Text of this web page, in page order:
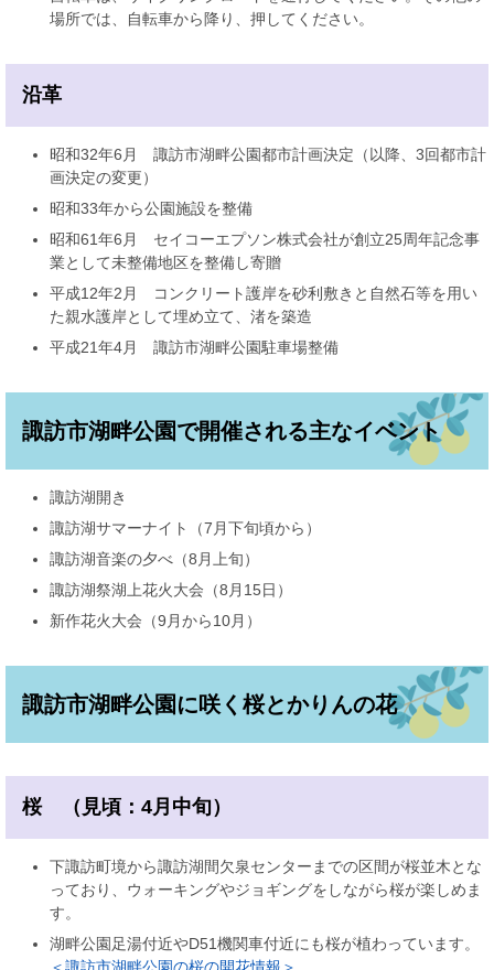
場所では、自転車から降り、押してください。
沿革
昭和32年6月 諏訪市湖畔公園都市計画決定（以降、3回都市計
画決定の変更）
昭和33年から公園施設を整備
昭和61年6月 セイコーエプソン株式会社が創立25周年記念事
業として未整備地区を整備し寄贈
平成12年2月 コンクリート護岸を砂利敷きと自然石等を用い
た親水護岸として埋め立て、渚を築造
平成21年4月 諏訪市湖畔公園駐車場整備
諏訪市湖畔公園で開催される主なイベント
諏訪湖開き
諏訪湖サマーナイト（7月下旬頃から）
諏訪湖音楽の夕べ（8月上旬）
諏訪湖祭湖上花火大会（8月15日）
新作花火大会（9月から10月）
諏訪市湖畔公園に咲く桜とかりんの花
桜 （見頃：4月中旬）
下諏訪町境から諏訪湖間欠泉センターまでの区間が桜並木とな
っており、ウォーキングやジョギングをしながら桜が楽しめま
す。
湖畔公園足湯付近やD51機関車付近にも桜が植わっています。